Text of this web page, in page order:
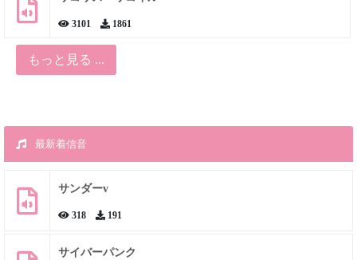
3101 1861
もっと見る ...
最新着信音
サンダーv
318 191
サイバーパンク